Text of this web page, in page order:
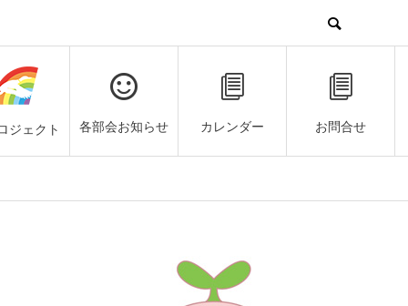
ジェクト 各部会お知らせ カレンダー お問合せ